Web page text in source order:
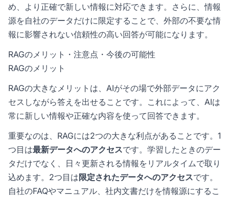
め、より正確で新しい情報に対応できます。さらに、情報
源を自社のデータだけに限定することで、外部の不要な情
報に影響されない信頼性の高い回答が可能になります。
RAGのメリット・注意点・今後の可能性
RAGのメリット
RAGの大きなメリットは、AIがその場で外部データにアク
セスしながら答えを出せることです。これによって、AIは
常に新しい情報や正確な内容を使って回答できます。
重要なのは、RAGには2つの大きな利点があることです。1
つ目は最新データへのアクセスです。学習したときのデー
タだけでなく、日々更新される情報をリアルタイムで取り
込めます。2つ目は限定されたデータへのアクセスです。
自社のFAQやマニュアル、社内文書だけを情報源にするこ